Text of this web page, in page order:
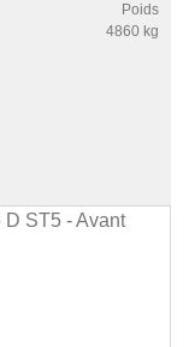
Poids
4860 kg